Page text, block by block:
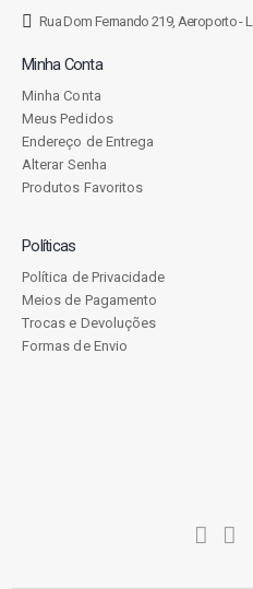
Rua Dom Fernando 219, Aeroporto -
Minha Conta
Minha Conta
Meus Pedidos
Endereço de Entrega
Alterar Senha
Produtos Favoritos
Políticas
Política de Privacidade
Meios de Pagamento
Trocas e Devoluções
Formas de Envio